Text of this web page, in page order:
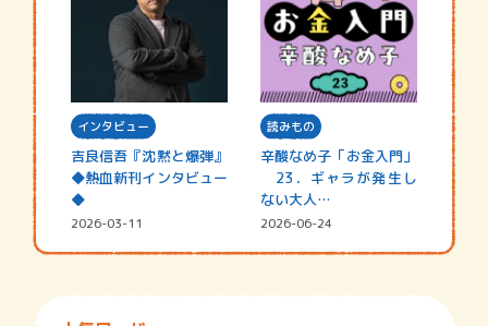
インタビュー
吉良信吾『沈黙と爆弾』
◆熱血新刊インタビュー
◆
2026-03-11
読みもの
辛酸なめ子「お金入門」
23．ギャラが発生し
ない大人…
2026-06-24